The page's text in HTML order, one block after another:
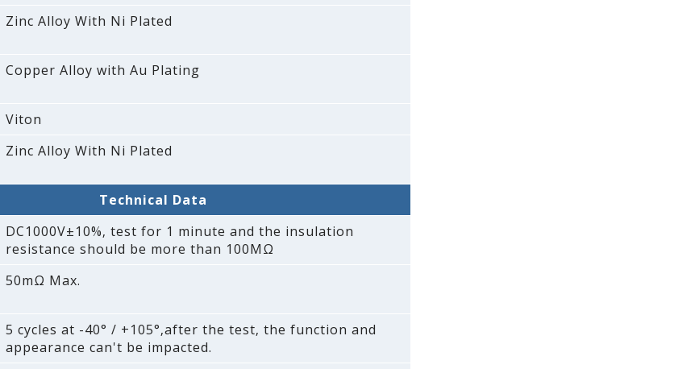
Zinc Alloy With Ni Plated
Copper Alloy with Au Plating
Viton
Zinc Alloy With Ni Plated
Technical Data
DC1000V±10%‚ test for 1 minute and the insulation
resistance should be more than 100MΩ
50mΩ Max.
5 cycles at -40° / +105°‚after the test‚ the function and
appearance can't be impacted.